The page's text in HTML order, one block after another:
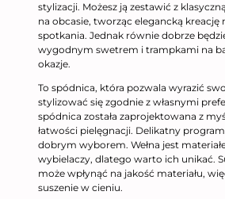
stylizacji. Możesz ją zestawić z
na obcasie, tworząc elegancką kreację
spotkania. Jednak równie dobrze
wygodnym swetrem i trampkami na
okazje.
To spódnica, która pozwala wyrazić
stylizować się zgodnie z własnymi
spódnica została zaprojektowana z
łatwości pielęgnacji. Delikatny
dobrym wyborem. Wełna jest
wybielaczy, dlatego warto ich unikać.
może wpłynąć na jakość materiału,
suszenie w cieniu.